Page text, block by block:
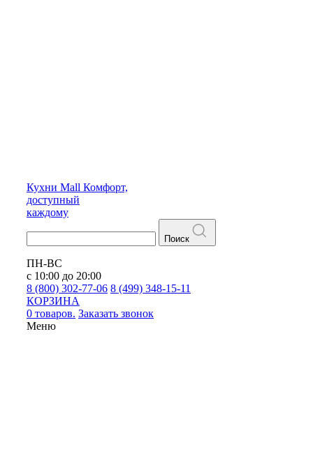
Кухни Mall Комфорт,
доступный
каждому
Поиск
ПН-ВС
с 10:00 до 20:00
8 (800) 302-77-06 8 (499) 348-15-11
КОРЗИНА
0 товаров. Заказать звонок
Меню